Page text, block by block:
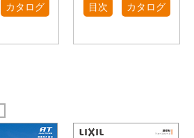
カタログ 目次 カタログ